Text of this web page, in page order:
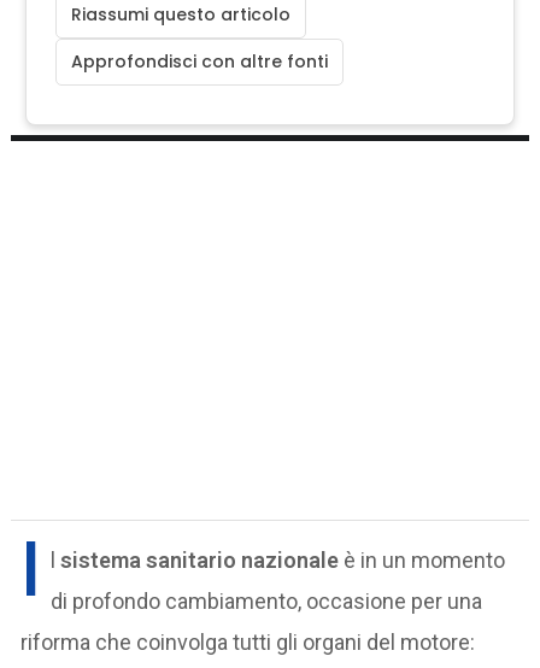
Riassumi questo articolo
Approfondisci con altre fonti
I lsistema sanitario nazionale è in un momento
di profondo cambiamento, occasione per una
riforma che coinvolga tutti gli organi del motore: